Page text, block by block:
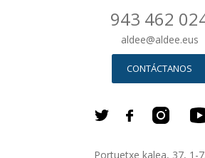
943 462
aldee@aldee.eus
CONTÁCTANOS
Portuetxe kalea, 37, 1-